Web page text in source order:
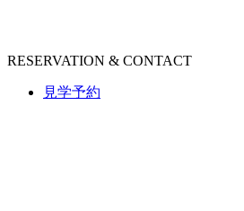
RESERVATION & CONTACT
見学予約